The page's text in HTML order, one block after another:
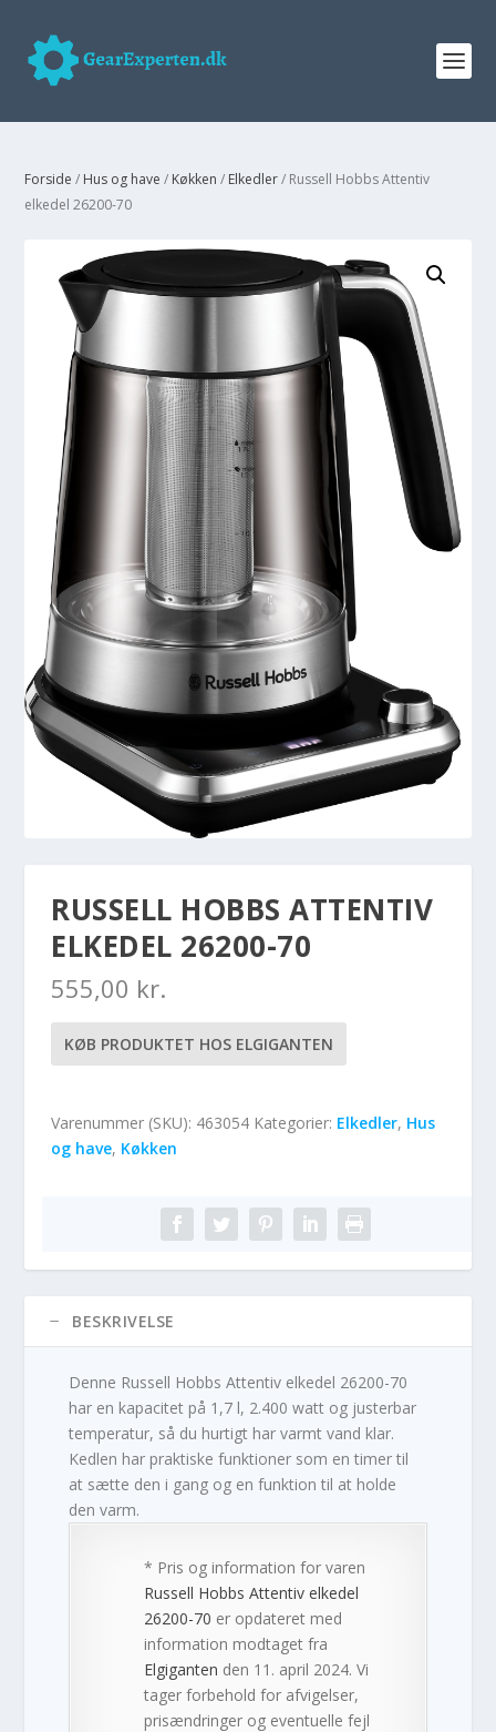
Forside / Hus og have / Køkken / Elkedler/ Russell Hobbs Attentiv
elkedel 26200-70
RUSSELL HOBBS ATTENTIV
ELKEDEL 26200-70
555,00 kr.
KØB PRODUKTET HOS ELGIGANTEN
Varenummer (SKU): 463054 Kategorier: Elkedler, Hus
og have, Køkken
BESKRIVELSE
Denne Russell Hobbs Attentiv elkedel 26200-70
har en kapacitet på 1,7 l, 2.400 watt og justerbar
temperatur, så du hurtigt har varmt vand klar.
Kedlen har praktiske funktioner som en timer til
at sætte den i gang og en funktion til at holde
den varm.
* Pris og information for varen
Russell Hobbs Attentiv elkedel
26200-70 er opdateret med
information modtaget fra
Elgiganten den 11. april 2024. Vi
tager forbehold for afvigelser,
prisændringer og eventuelle fejl